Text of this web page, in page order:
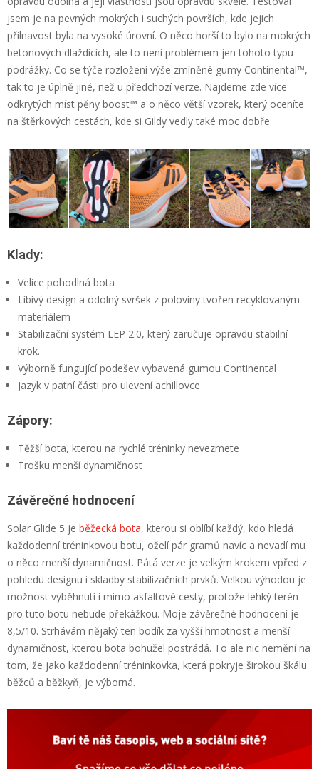
jsem je na pevných mokrých i suchých površích, kde jejich
přilnavost byla na vysoké úrovní. O něco horší to bylo na mokrých
betonových dlaždicích, ale to není problémem jen tohoto typu
podrážky. Co se týče rozložení výše zmíněné gumy Continental™,
tak to je úplně jiné, než u předchozí verze. Najdeme zde více
odkrytých míst pěny boost™ a o něco větší vzorek, který oceníte
na štěrkových cestách, kde si Gildy vedly také moc dobře.
Klady:
Velice pohodlná bota
Líbivý design a odolný svršek z poloviny tvořen recyklovaným
materiálem
Stabilizační systém LEP 2.0, který zaručuje opravdu stabilní
krok.
Výborně fungující podešev vybavená gumou Continental
Jazyk v patní části pro ulevení achillovce
Zápory:
Těžší bota, kterou na rychlé tréninky nevezmete
Trošku menší dynamičnost
Závěrečné hodnocení
Solar Glide 5 je běžecká bota, kterou si oblíbí každý, kdo hledá
každodenní tréninkovou botu, oželí pár gramů navíc a nevadí mu
o něco menší dynamičnost. Pátá verze je velkým krokem vpřed z
pohledu designu i skladby stabilizačních prvků. Velkou výhodou je
možnost vyběhnutí i mimo asfaltové cesty, protože lehký terén
pro tuto botu nebude překážkou. Moje závěrečné hodnocení je
8,5/10. Strhávám nějaký ten bodík za vyšší hmotnost a menší
dynamičnost, kterou bota bohužel postrádá. To ale nic nemění na
tom, že jako každodenní tréninkovka, která pokryje širokou škálu
běžců a běžkyň, je výborná.